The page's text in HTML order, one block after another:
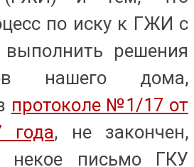
по иску к ГЖИ с
выполнить решения
нашего дома,
протоколе №1/17 от
года, не закончен,
некое письмо ГКУ